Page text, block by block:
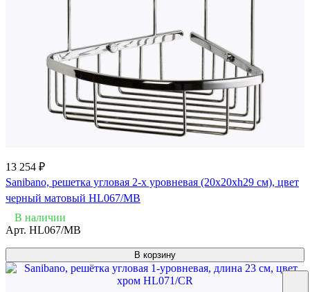
13 254 ₽
Sanibano, решетка угловая 2-х уровневая (20х20хh29 см), цвет
черный матовый HL067/MB
В наличии
Арт. HL067/MB
В корзину